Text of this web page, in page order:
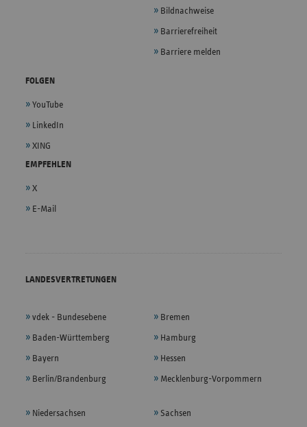
Bildnachweise
Barrierefreiheit
Barriere melden
FOLGEN
YouTube
LinkedIn
XING
EMPFEHLEN
X
E-Mail
LANDESVERTRETUNGEN
vdek - Bundesebene
Baden-Württemberg
Bayern
Berlin/Brandenburg
Bremen
Hamburg
Hessen
Mecklenburg-Vorpommern
Niedersachsen Sachsen